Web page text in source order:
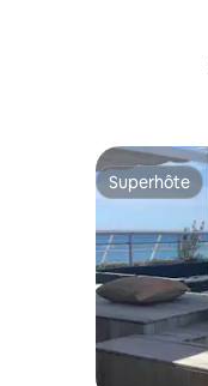
Superhôte
Superhôte